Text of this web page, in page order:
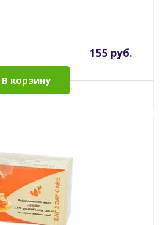
155 руб.
В корзину